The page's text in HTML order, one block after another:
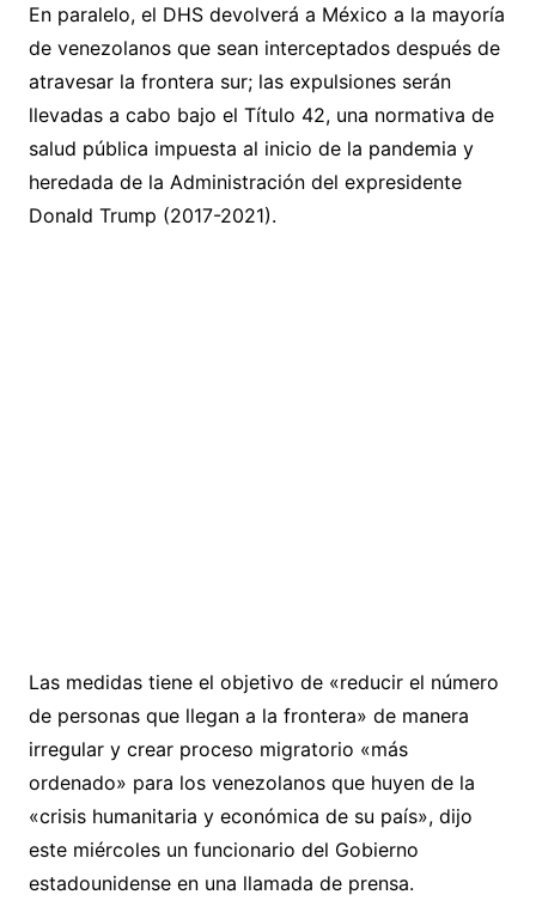
En paralelo, el DHS devolverá a México a la mayoría
de venezolanos que sean interceptados después de
atravesar la frontera sur; las expulsiones serán
llevadas a cabo bajo el Título 42, una normativa de
salud pública impuesta al inicio de la pandemia y
heredada de la Administración del expresidente
Donald Trump (2017-2021).
Las medidas tiene el objetivo de «reducir el número
de personas que llegan a la frontera» de manera
irregular y crear proceso migratorio «más
ordenado» para los venezolanos que huyen de la
«crisis humanitaria y económica de su país», dijo
este miércoles un funcionario del Gobierno
estadounidense en una llamada de prensa.